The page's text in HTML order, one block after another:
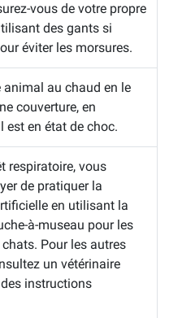
vous de votre propre
des gants si
éviter les morsures.
animal au chaud en le
couverture, en
est en état de choc.
respiratoire, vous
de pratiquer la
en utilisant la
à-museau pour les
Pour les autres
un vétérinaire
instructions